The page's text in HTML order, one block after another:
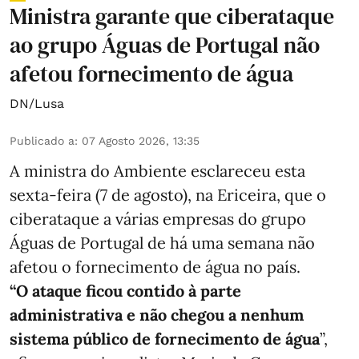
Ministra garante que ciberataque
ao grupo Águas de Portugal não
afetou fornecimento de água
DN/Lusa
Publicado a: 07 Agosto 2026, 13:35
A ministra do Ambiente esclareceu esta
sexta-feira (7 de agosto), na Ericeira, que o
ciberataque a várias empresas do grupo
Águas de Portugal de há uma semana não
afetou o fornecimento de água no país.
“O ataque ficou contido à parte
administrativa e não chegou a nenhum
sistema público de fornecimento de água”,